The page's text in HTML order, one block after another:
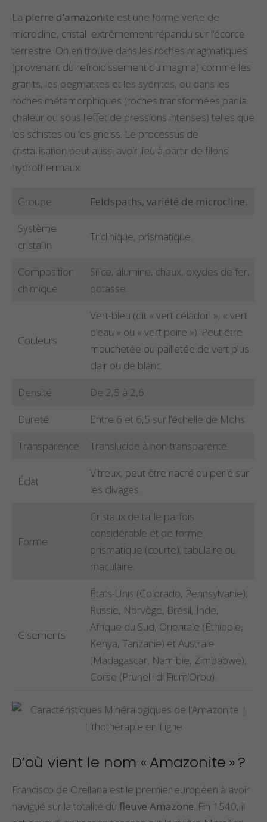
La pierre d’amazonite est une forme verte de
microcline, cristal extrêmement répandu sur l’écorce
terrestre. On en trouve dans les roches magmatiques
(provenant du refroidissement du magma) comme les
granits, les pegmatites et les syénites, ou dans les
roches métamorphiques (roches transformées par la
chaleur ou sous l’effet de pressions intenses) telles que
les schistes ou les gneiss. Le processus de
cristallisation peut aussi avoir lieu à partir de filons
hydrothermaux.
Groupe
Feldspaths, variété de microcline.
Système
cristallin
Triclinique, prismatique.
Composition
chimique
Silice, alumine, chaux, oxydes de fer,
potasse.
Couleurs
Vert-bleu (dit « vert céladon », « vert
d’eau » ou « vert poire »). Peut être
mouchetée ou pailletée de vert plus
clair ou de blanc.
Densité
De 2,5 à 2,6.
Dureté
Entre 6 et 6,5 sur l’échelle de Mohs.
Transparence
Translucide à non-transparente.
Éclat
Vitreux, peut être nacré ou perlé sur
les clivages.
Forme
Cristaux de taille parfois
considérable et de forme
prismatique (courte), tabulaire ou
maculaire.
Gisements
États-Unis (Colorado, Pennsylvanie),
Russie, Norvège, Brésil, Inde,
Afrique du Sud, Orientale (Éthiopie,
Kenya, Tanzanie) et Australe
(Madagascar, Namibie, Zimbabwe),
Corse (Prunelli di Fium’Orbu).
D’où vient le nom « Amazonite » ?
Francisco de Orellana est le premier européen à avoir
navigué sur la totalité du fleuve Amazone. Fin 1540, il